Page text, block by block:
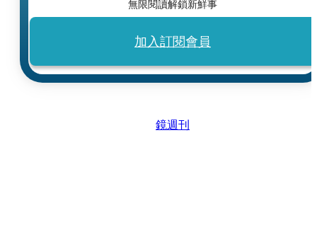
無限閱讀解鎖新鮮事
加入訂閱會員
鏡週刊